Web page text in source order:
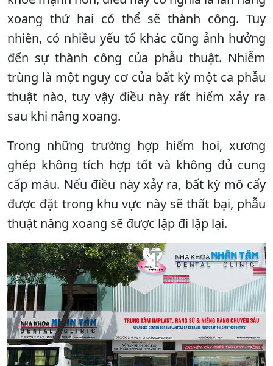
xoang thứ hai có thể sẽ thành công. Tuy
nhiên, có nhiều yếu tố khác cũng ảnh hưởng
đến sự thành công của phẫu thuật. Nhiễm
trùng là một nguy cơ của bất kỳ một ca phẫu
thuật nào, tuy vậy điều này rất hiếm xảy ra
sau khi nâng xoang.
Trong những trường hợp hiếm hoi, xương
ghép không tích hợp tốt và không đủ cung
cấp máu. Nếu điều này xảy ra, bất kỳ mô cấy
được đặt trong khu vực này sẽ thất bại, phẫu
thuật nâng xoang sẽ được lặp đi lặp lại.